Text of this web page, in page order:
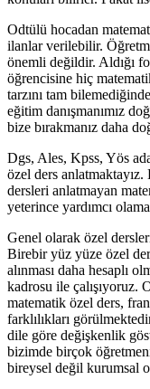
Odtülü hocadan
ilanlar verilebilir.
önemli değildir. Aldığı
öğrencisine hiç
tarzını tam
eğitim danışmanımız
bize bırakmanız daha
Dgs, Ales, Kpss, Yös
özel ders
dersleri anlatmayan
yeterince yardımcı
Genel olarak özel
Birebir yüz yüze özel
alınması daha hesaplı
kadrosu ile çalışıyoruz.
matematik özel ders,
farklılıkları
dile göre değişkenlik
bizimde birçok
bireysel değil kurumsal